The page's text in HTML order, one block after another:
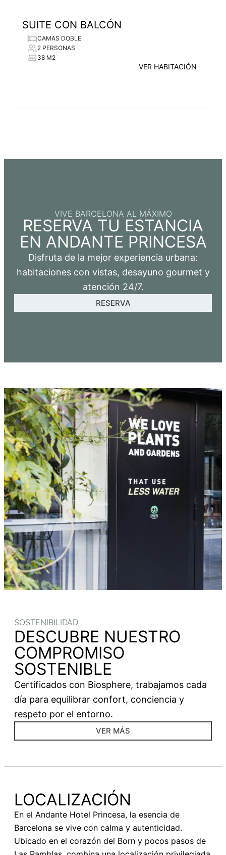
SUITE CON BALCÓN
CAMAS DOBLE
2 PERSONAS
38 M2
VER HABITACIÓN
VIVE BARCELONA AL MÁXIMO
RESERVA TU ESTANCIA
EN ANDANTE PRINCESA
Disfruta de la mejor experiencia urbana:
habitaciones con vistas, desayuno gourmet y
atención 24/7.
RESERVA
SOSTENIBILIDAD
DESCUBRE NUESTRO
COMPROMISO
SOSTENIBLE
Certificados con Biosphere, trabajamos cada
día para equilibrar confort, conciencia y
respeto por el entorno.
VER MÁS
LOCALIZACIÓN
En el Andante Hotel Princesa, la esencia de
Barcelona se vive con calma y autenticidad.
Ubicado en el corazón del Born y pocos pasos de